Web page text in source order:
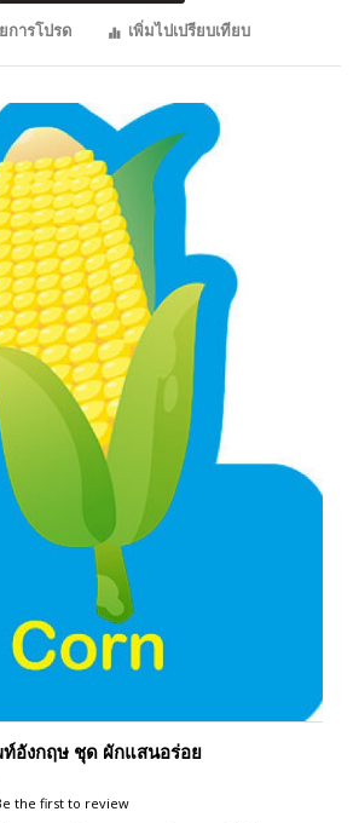
การโปรด
เพิ่มไปเปรียบเทียบ
อังกฤษ ชุด ผักแสนอร่อย
the first to review